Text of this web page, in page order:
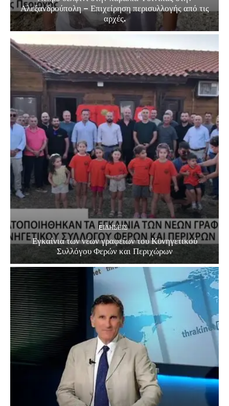
Αλεξανδρούπολη – Επιχείρηση περισυλλογής από τις
αρχές.
EΙΔΗΣΕΙΣ
Εγκαίνια των νέων γραφείων του Κυνηγετικού
Συλλόγου Φερών και Περιχώρων